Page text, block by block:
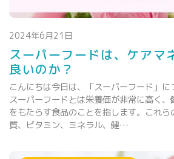
2024年6月21日
スーパーフードは、ケアマ
良いのか？
こんにちは今日は、「スーパーフード」に
スーパーフードとは栄養価が非常に高く
をもたらす食品のことを指します。これら
質、ビタミン、ミネラル、健…